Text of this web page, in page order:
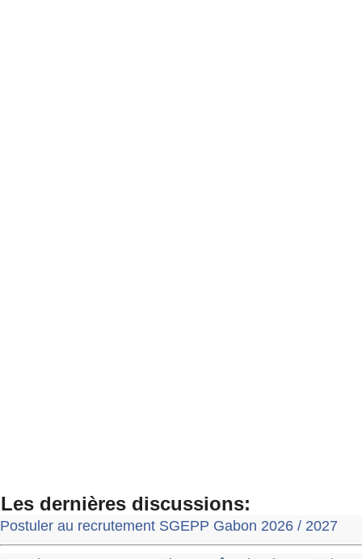
Les dernières discussions:
Postuler au recrutement SGEPP Gabon 2026 / 2027